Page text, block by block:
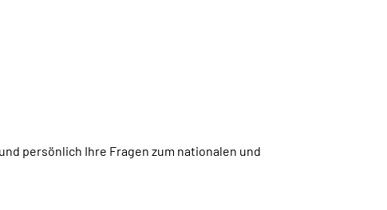
persönlich Ihre Fragen zum nationalen und